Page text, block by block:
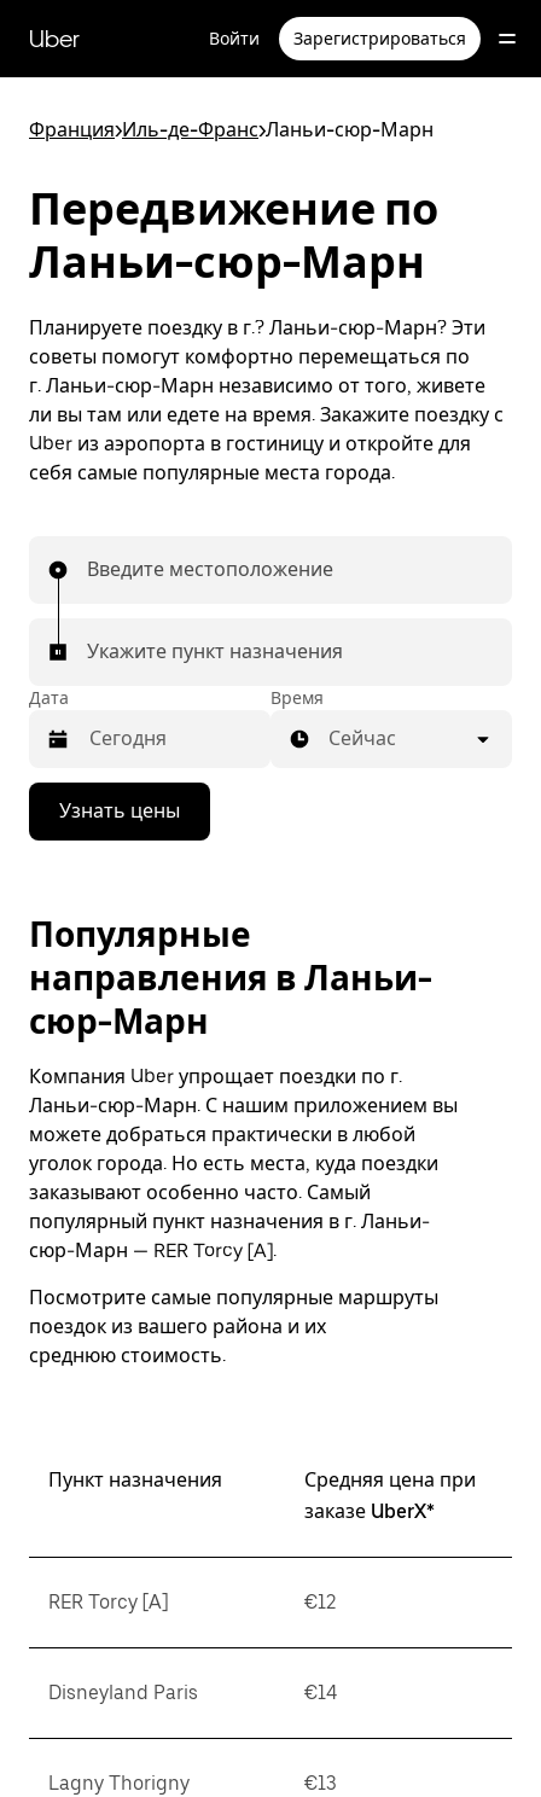
перейти
к
Uber Войти Зарегистрироваться
Франция>Иль-де-Франс>Ланьи-сюр-Марн
Передвижение по
Ланьи-сюр-Марн
Планируете поездку в г.? Ланьи-сюр-Марн? Эти
советы помогут комфортно перемещаться по
г. Ланьи-сюр-Марн независимо от того, живете
ли вы там или едете на время. Закажите поездку с
Uber из аэропорта в гостиницу и откройте для
себя самые популярные места города.
Введите местоположение
Укажите пункт назначения
Дата
Нажмите
стрелку
вниз,
календарю
и
выбрать
дату.
Чтобы
закрыть
нажмите
Esc.
Время
Сейчас
Узнать цены
Популярные
направления в Ланьи-
сюр-Марн
Компания Uber упрощает поездки по г.
Ланьи-сюр-Марн. С нашим приложением вы
можете добраться практически в любой
уголок города. Но есть места, куда поездки
заказывают особенно часто. Самый
популярный пункт назначения в г. Ланьи-
сюр-Марн — RER Torcy [A].
Посмотрите самые популярные маршруты
поездок из вашего района и их
среднюю стоимость.
Пункт назначения
Средняя цена при
заказе UberX*
RER Torcy [A] €12
Disneyland Paris €14
Lagny Thorigny €13